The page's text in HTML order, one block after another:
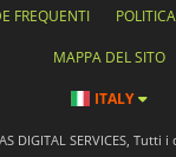
FREQUENTI
MAPPA DEL SITO
ITALY
DIGITAL SERVICES,